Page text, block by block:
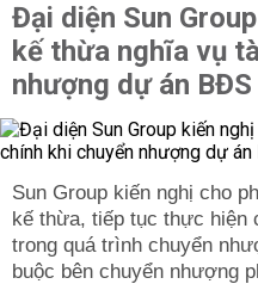
Đại diện Sun
kế thừa nghĩa vụ
nhượng dự án BĐS
Sun Group kiến nghị cho
kế thừa, tiếp tục thực hiện
trong quá trình chuyển
buộc bên chuyển nhượng